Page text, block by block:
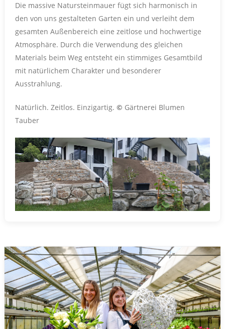
Die massive Natursteinmauer fügt sich harmonisch in
den von uns gestalteten Garten ein und verleiht dem
gesamten Außenbereich eine zeitlose und hochwertige
Atmosphäre. Durch die Verwendung des gleichen
Materials beim Weg entsteht ein stimmiges Gesamtbild
mit natürlichem Charakter und besonderer
Ausstrahlung.
Natürlich. Zeitlos. Einzigartig. © Gärtnerei Blumen
Tauber